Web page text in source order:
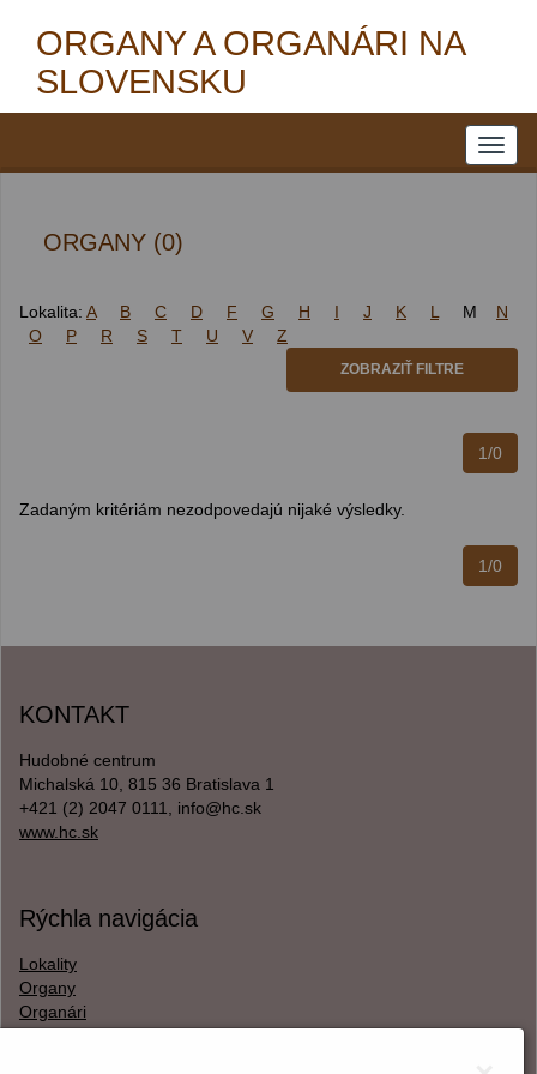
ORGANY A ORGANÁRI NA
SLOVENSKU
ORGANY (0)
Lokalita: A B C D F G H I J K L M N
O
P R S T U V Z
ZOBRAZIŤ FILTRE
1/0
Zadaným kritériám nezodpovedajú nijaké výsledky.
1/0
KONTAKT
Hudobné centrum
Michalská 10, 815 36 Bratislava 1
+421 (2) 2047 0111, info@hc.sk
www.hc.sk
Rýchla navigácia
Lokality
Organy
Organári